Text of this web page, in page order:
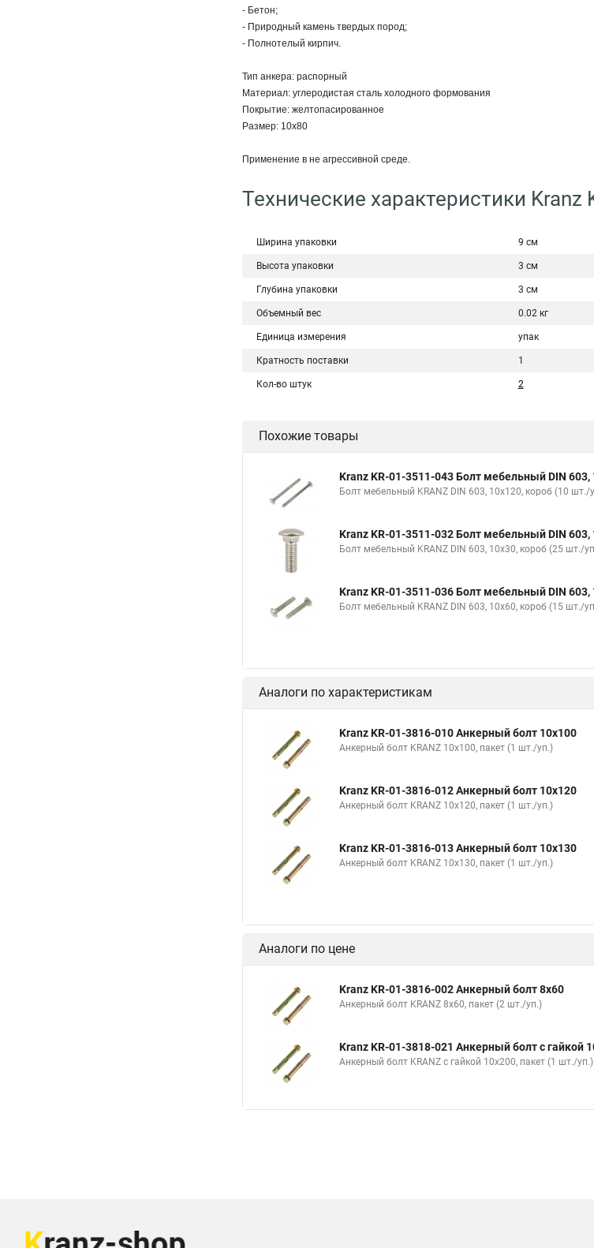
- Бетон;
- Природный камень твердых пород;
- Полнотелый кирпич.
Тип анкера: распорный
Материал: углеродистая сталь холодного формования
Покрытие: желтопасированное
Размер: 10х80
Применение в не агрессивной среде.
Технические характеристики Kranz
Ширина упаковки 9 см
Высота упаковки 3 см
Глубина упаковки 3 см
Объемный вес 0.02 кг
Единица измерения упак
Кратность поставки 1
Кол-во штук 2
Похожие товары
Kranz KR-01-3511-043 Болт мебельный DIN 603,
Болт мебельный KRANZ DIN 603, 10х120, короб (10 шт./
Kranz KR-01-3511-032 Болт мебельный DIN 603,
Болт мебельный KRANZ DIN 603, 10х30, короб (25 шт./
Kranz KR-01-3511-036 Болт мебельный DIN 603,
Болт мебельный KRANZ DIN 603, 10х60, короб (15 шт./
Аналоги по характеристикам
Kranz KR-01-3816-010 Анкерный болт 10х100
Анкерный болт KRANZ 10х100, пакет (1 шт./уп.)
Kranz KR-01-3816-012 Анкерный болт 10х120
Анкерный болт KRANZ 10х120, пакет (1 шт./уп.)
Kranz KR-01-3816-013 Анкерный болт 10х130
Анкерный болт KRANZ 10х130, пакет (1 шт./уп.)
Аналоги по цене
Kranz KR-01-3816-002 Анкерный болт 8х60
Анкерный болт KRANZ 8х60, пакет (2 шт./уп.)
Kranz KR-01-3818-021 Анкерный болт с гайкой
Анкерный болт KRANZ с гайкой 10х200, пакет (1 шт./уп.)